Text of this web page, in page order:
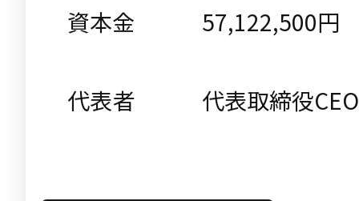
資本金 57,122,500円
代表者 代表取締役